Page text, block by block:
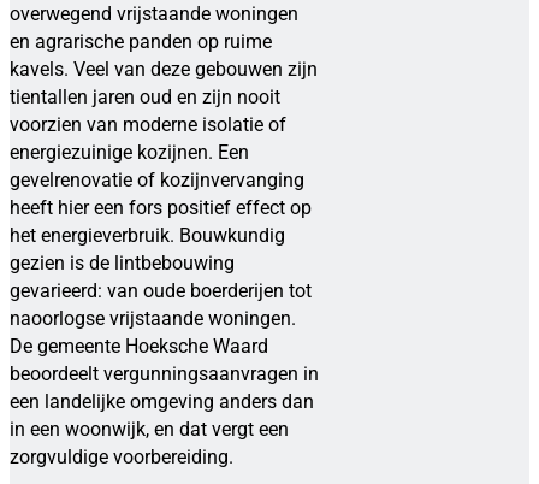
overwegend vrijstaande woningen
en agrarische panden op ruime
kavels. Veel van deze gebouwen zijn
tientallen jaren oud en zijn nooit
voorzien van moderne isolatie of
energiezuinige kozijnen. Een
gevelrenovatie of kozijnvervanging
heeft hier een fors positief effect op
het energieverbruik. Bouwkundig
gezien is de lintbebouwing
gevarieerd: van oude boerderijen tot
naoorlogse vrijstaande woningen.
De gemeente Hoeksche Waard
beoordeelt vergunningsaanvragen in
een landelijke omgeving anders dan
in een woonwijk, en dat vergt een
zorgvuldige voorbereiding.